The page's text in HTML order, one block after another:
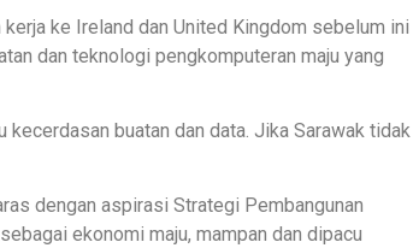
ke Ireland dan United Kingdom sebelum ini
dan teknologi pengkomputeran maju yang
buatan dan data. Jika Sarawak tidak
dengan aspirasi Strategi Pembangunan
ekonomi maju, mampan dan dipacu